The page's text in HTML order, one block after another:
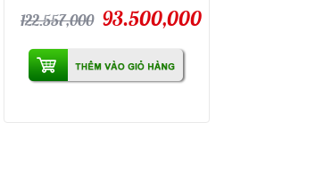
122.557,000 93.500,000